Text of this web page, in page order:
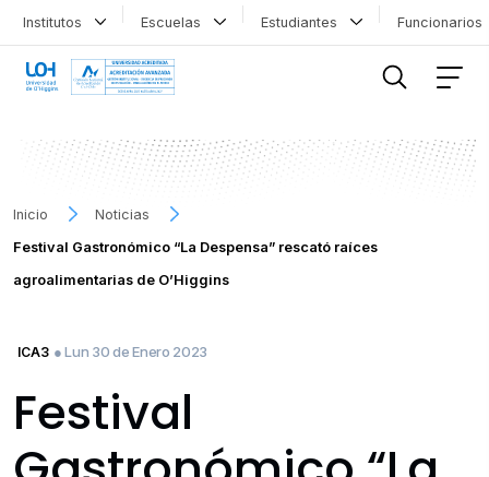
Institutos Escuelas Estudiantes
Inicio
Noticias
Festival Gastronómico “La Despensa” rescató raíces
agroalimentarias de O’Higgins
ICA3 ● Lun 30 de Enero 2023
Festival